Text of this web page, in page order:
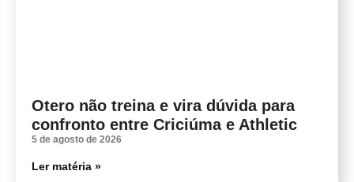
Otero não treina e vira dúvida para
confronto entre Criciúma e Athletic
5 de agosto de 2026
Ler matéria »